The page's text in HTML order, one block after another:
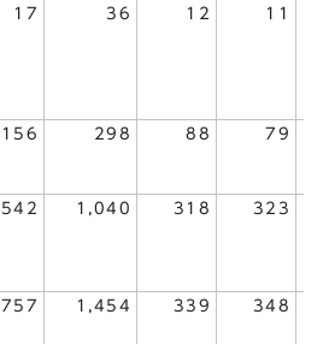
17 36 12 11
156 298 88 79
542 1,040 318 323
757 1,454 339 348